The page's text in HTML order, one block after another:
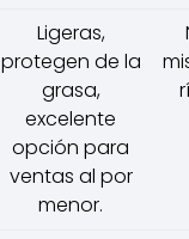
Ligeras,
protegen de la
grasa,
excelente
opción para
ventas al por
menor.